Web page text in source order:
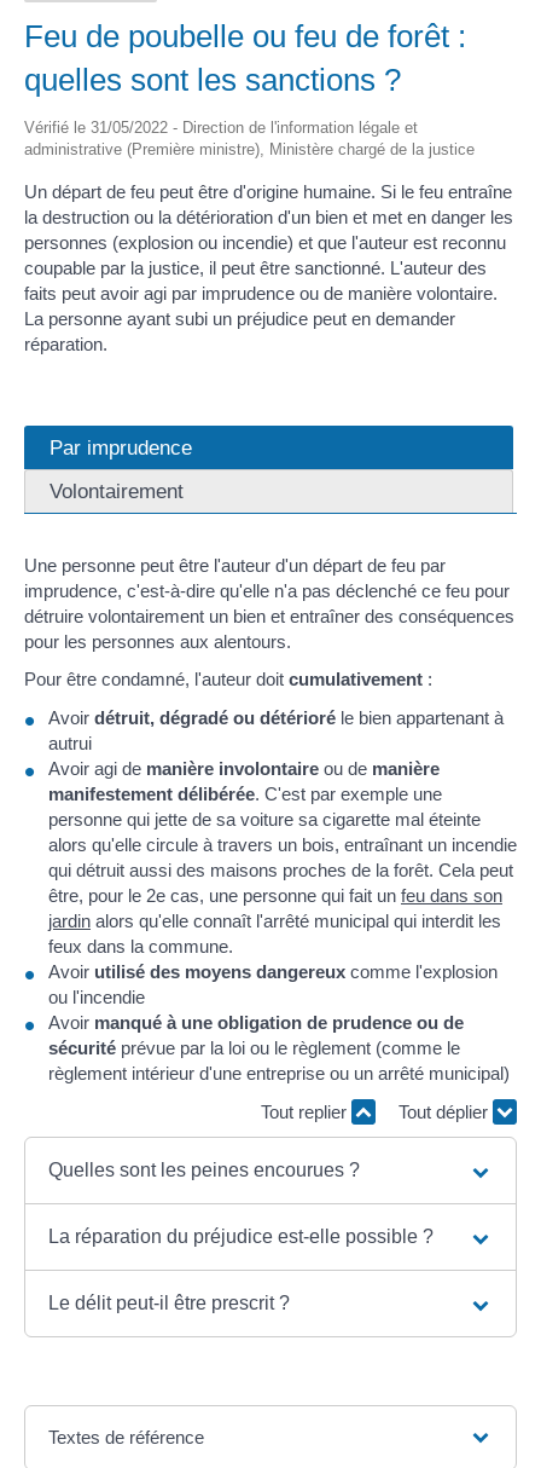
Feu de poubelle ou feu de forêt :
quelles sont les sanctions ?
Vérifié le 31/05/2022 - Direction de l'information légale et
administrative (Première ministre), Ministère chargé de la justice
Un départ de feu peut être d'origine humaine. Si le feu entraîne
la destruction ou la détérioration d'un bien et met en danger les
personnes (explosion ou incendie) et que l'auteur est reconnu
coupable par la justice, il peut être sanctionné. L'auteur des
faits peut avoir agi par imprudence ou de manière volontaire.
La personne ayant subi un préjudice peut en demander
réparation.
Par imprudence
Volontairement
Une personne peut être l'auteur d'un départ de feu par
imprudence, c'est-à-dire qu'elle n'a pas déclenché ce feu pour
détruire volontairement un bien et entraîner des conséquences
pour les personnes aux alentours.
Pour être condamné, l'auteur doit cumulativement :
Avoir détruit, dégradé ou détérioré le bien appartenant à
autrui
Avoir agi de manière involontaire ou de manière
manifestement délibérée. C'est par exemple une
personne qui jette de sa voiture sa cigarette mal éteinte
alors qu'elle circule à travers un bois, entraînant un incendie
qui détruit aussi des maisons proches de la forêt. Cela peut
être, pour le 2e cas, une personne qui fait un feu dans son
jardin alors qu'elle connaît l'arrêté municipal qui interdit les
feux dans la commune.
Avoir utilisé des moyens dangereux comme l'explosion
ou l'incendie
Avoir manqué à une obligation de prudence ou de
sécurité prévue par la loi ou le règlement (comme le
règlement intérieur d'une entreprise ou un arrêté municipal)
Tout replier
Tout déplier
Quelles sont les peines encourues ?
La réparation du préjudice est-elle possible ?
Le délit peut-il être prescrit ?
Textes de référence